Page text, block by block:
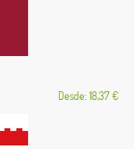
Desde: 18,37 €